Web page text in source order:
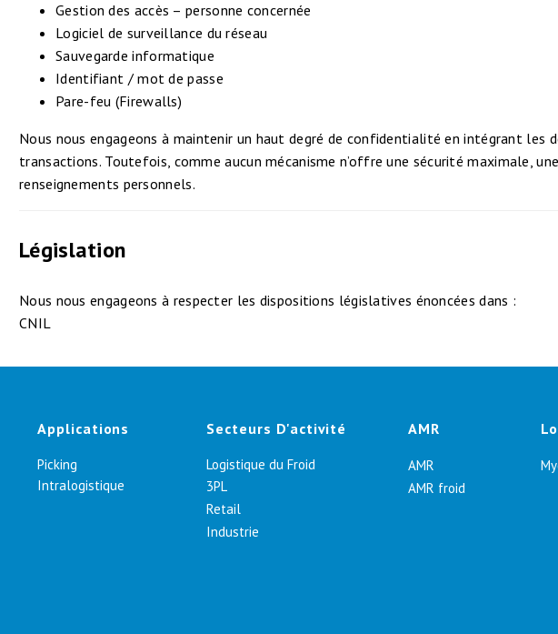
Gestion des accès – personne concernée
Logiciel de surveillance du réseau
Sauvegarde informatique
Identifiant / mot de passe
Pare-feu (Firewalls)
Nous nous engageons à maintenir un haut degré de confidentialité en intégrant
transactions. Toutefois, comme aucun mécanisme n’offre une sécurité maximale,
renseignements personnels.
Législation
Nous nous engageons à respecter les dispositions législatives énoncées dans :
CNIL
Applications
Picking
Intralogistique
Secteurs D'activité
Logistique du Froid
3PL
Retail
Industrie
AMR
AMR
AMR froid